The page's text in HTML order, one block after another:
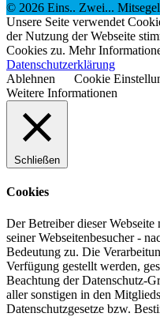
© 2026 Eins.. Zwei...
Unsere Seite verwendet
der Nutzung der Webseite
Cookies zu. Mehr
Datenschutzerklärung
Ablehnen
Cookie
Weitere Informationen
Schließen
Cookies
Der Betreiber dieser Webseite
seiner Webseitenbesucher -
Bedeutung zu. Die
Verfügung gestellt werden,
Beachtung der Datenschutz-
aller sonstigen in den
Datenschutzgesetze bzw.